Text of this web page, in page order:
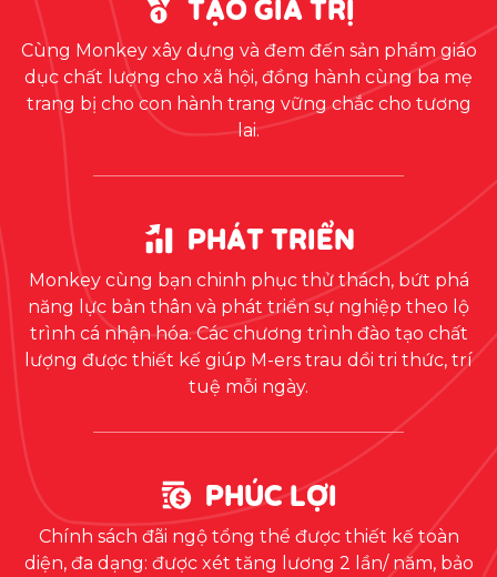
Cùng Monkey xây dựng và đem đến sản phẩm giáo
dục chất lượng cho xã hội, đồng hành cùng ba mẹ
trang bị cho con hành trang vững chắc cho tương
lai.
PHÁT TRIỂN
Monkey cùng bạn chinh phục thử thách, bứt phá
năng lực bản thân và phát triển sự nghiệp theo lộ
trình cá nhận hóa. Các chương trình đào tạo chất
lượng được thiết kế giúp M-ers trau dồi tri thức, trí
tuệ mỗi ngày.
PHÚC LỢI
Chính sách đãi ngộ tổng thể được thiết kế toàn
diện, đa dạng: được xét tăng lương 2 lần/ năm, bảo